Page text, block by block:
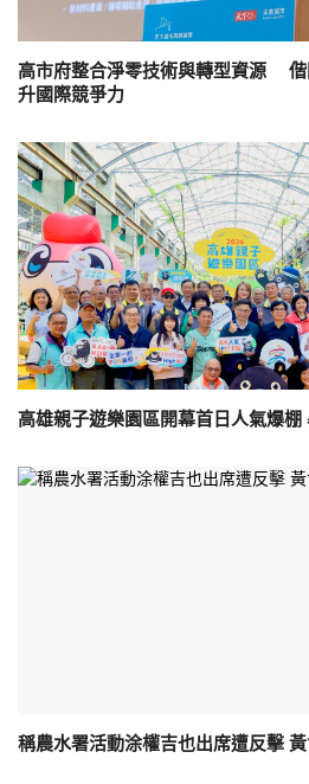
高市府整合淨零技術與轉型資源 偕
升國際競爭力
高雄親子遊樂園區開幕首日人氣爆
稱農水署活動涂權吉也出席遭反擊